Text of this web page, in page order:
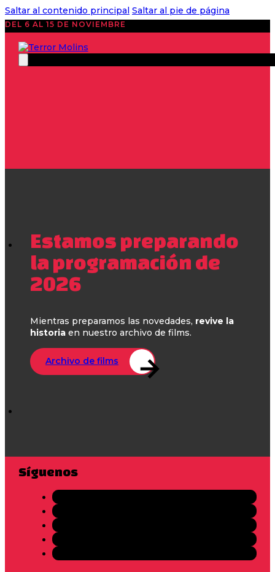
Saltar al contenido principal Saltar al pie de página
DEL 6 AL 15 DE NOVIEMBRE
Estamos preparando
la programación de
2026
Mientras preparamos las novedades, revive la
historia en nuestro archivo de films.
Archivo de films
Síguenos